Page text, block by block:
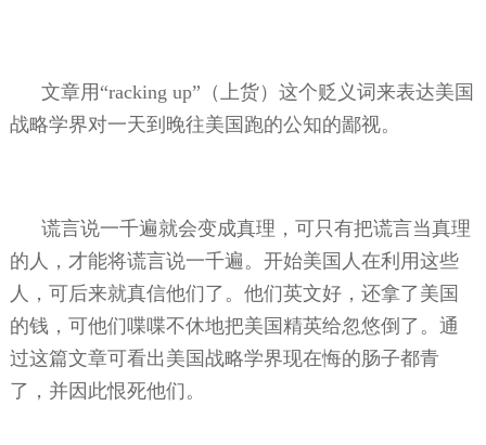
文章用“racking up”（上货）这个贬义词来表达美国
战略学界对一天到晚往美国跑的公知的鄙视。
谎言说一千遍就会变成真理，可只有把谎言当真理
的人，才能将谎言说一千遍。开始美国人在利用这些
人，可后来就真信他们了。他们英文好，还拿了美国
的钱，可他们喋喋不休地把美国精英给忽悠倒了。通
过这篇文章可看出美国战略学界现在悔的肠子都青
了，并因此恨死他们。